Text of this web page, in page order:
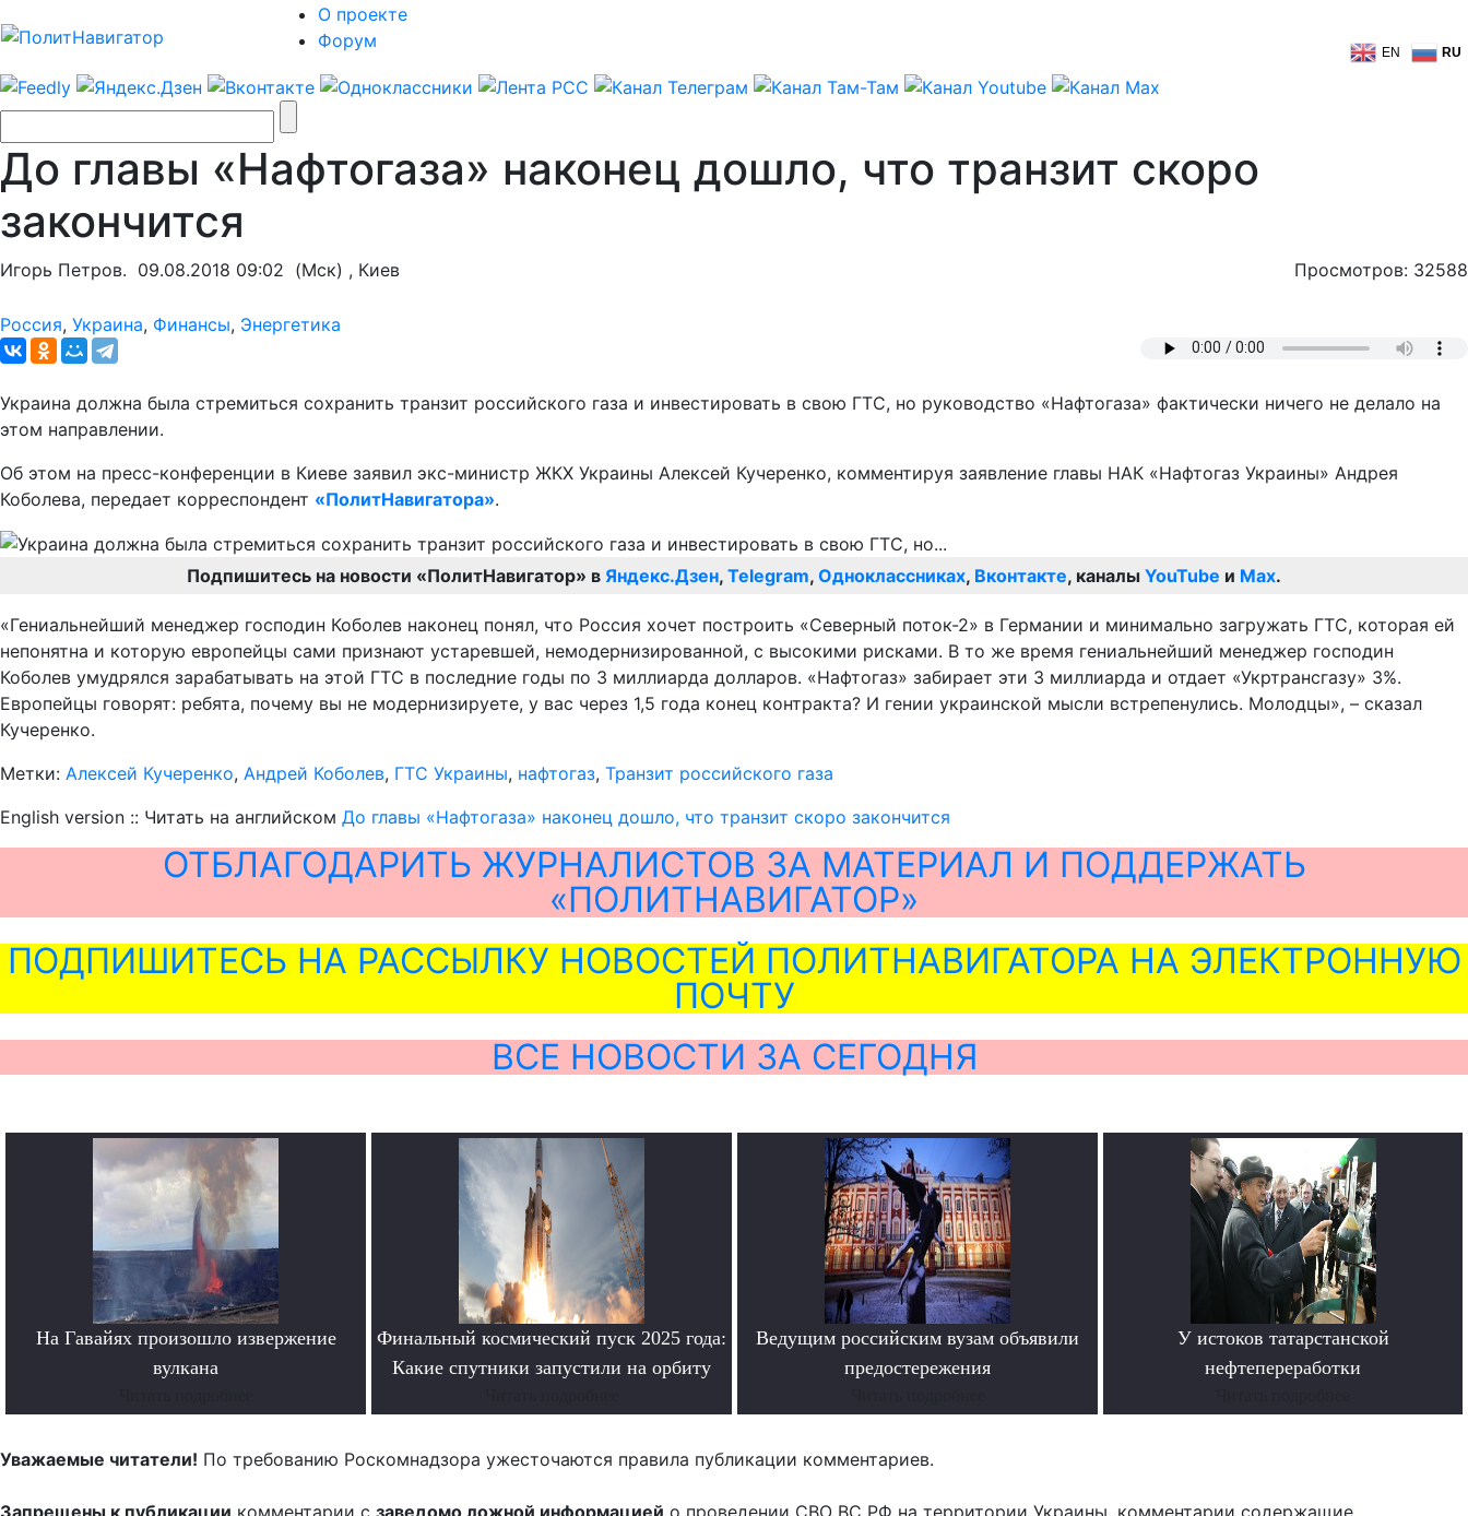
О проекте
Форум
EN RU
До главы «Нафтогаза» наконец дошло, что транзит скоро
закончится
Игорь Петров. 09.08.2018 09:02 (Мск) , Киев Просмотров: 32588
Россия, Украина, Финансы, Энергетика
Украина должна была стремиться сохранить транзит российского газа и инвестировать в свою ГТС, но руководство «Нафтогаза» фактически ничего не делало на
этом направлении.
Об этом на пресс-конференции в Киеве заявил экс-министр ЖКХ Украины Алексей Кучеренко, комментируя заявление главы НАК «Нафтогаз Украины» Андрея
Коболева, передает корреспондент «ПолитНавигатора».
Подпишитесь на новости «ПолитНавигатор» в Яндекс.Дзен, Telegram, Одноклассниках, Вконтакте, каналы YouTube и Max.
«Гениальнейший менеджер господин Коболев наконец понял, что Россия хочет построить «Северный поток-2» в Германии и минимально загружать ГТС, которая ей
непонятна и которую европейцы сами признают устаревшей, немодернизированной, с высокими рисками. В то же время гениальнейший менеджер господин
Коболев умудрялся зарабатывать на этой ГТС в последние годы по 3 миллиарда долларов. «Нафтогаз» забирает эти 3 миллиарда и отдает «Укртрансгазу» 3%.
Европейцы говорят: ребята, почему вы не модернизируете, у вас через 1,5 года конец контракта? И гении украинской мысли встрепенулись. Молодцы», – сказал
Кучеренко.
Метки: Алексей Кучеренко, Андрей Коболев, ГТС Украины, нафтогаз, Транзит российского газа
English version :: Читать на английском До главы «Нафтогаза» наконец дошло, что транзит скоро закончится
ОТБЛАГОДАРИТЬ ЖУРНАЛИСТОВ ЗА МАТЕРИАЛ И ПОДДЕРЖАТЬ
«ПОЛИТНАВИГАТОР»
ПОДПИШИТЕСЬ НА РАССЫЛКУ НОВОСТЕЙ ПОЛИТНАВИГАТОРА НА ЭЛЕКТРОННУЮ
ПОЧТУ
ВСЕ НОВОСТИ ЗА СЕГОДНЯ
На Гавайях произошло извержение
вулкана
Финальный космический пуск 2025 года:
Какие спутники запустили на орбиту
Ведущим российским вузам объявили
предостережения
У истоков татарстанской
нефтепереработки
Уважаемые читатели! По требованию Роскомнадзора ужесточаются правила публикации комментариев.